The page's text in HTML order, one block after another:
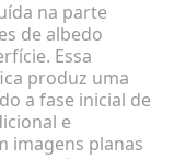
na parte
de albedo
Essa
produz uma
a fase inicial de
e
imagens planas